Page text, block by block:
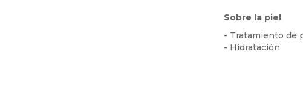
Sobre la piel
- Tratamiento de
- Hidratación